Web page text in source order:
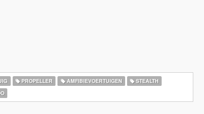
PROPELLER AMFIBIEVOERTUIGEN
STEALTH